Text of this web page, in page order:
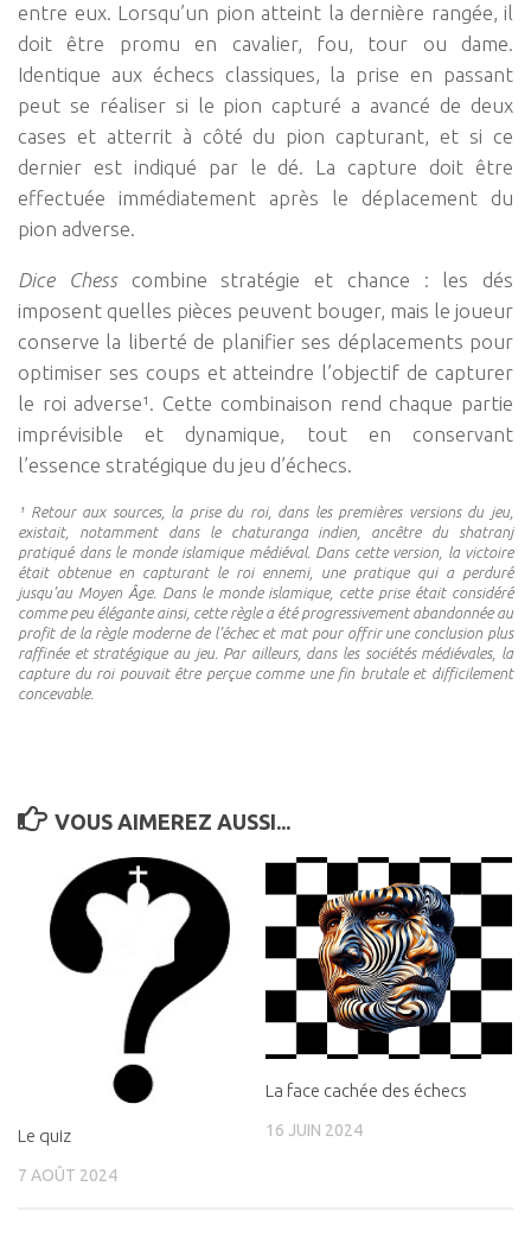
entre eux. Lorsqu’un pion atteint la dernière rangée, il
doit être promu en cavalier, fou, tour ou dame.
Identique aux échecs classiques, la prise en passant
peut se réaliser si le pion capturé a avancé de deux
cases et atterrit à côté du pion capturant, et si ce
dernier est indiqué par le dé. La capture doit être
effectuée immédiatement après le déplacement du
pion adverse.
Dice Chesscombine stratégie et chance : les dés
imposent quelles pièces peuvent bouger, mais le joueur
conserve la liberté de planifier ses déplacements pour
optimiser ses coups et atteindre l’objectif de capturer
le roi adverse¹. Cette combinaison rend chaque partie
imprévisible et dynamique, tout en conservant
l’essence stratégique du jeu d’échecs.
¹ Retour aux sources, la prise du roi, dans les premières versions du jeu,
existait, notamment dans le chaturanga indien, ancêtre du shatranj
pratiqué dans le monde islamique médiéval. Dans cette version, la victoire
était obtenue en capturant le roi ennemi, une pratique qui a perduré
jusqu’au Moyen Âge. Dans le monde islamique, cette prise était considéré
comme peu élégante ainsi, cette règle a été progressivement abandonnée au
profit de la règle moderne de l’échec et mat pour offrir une conclusion plus
raffinée et stratégique au jeu. Par ailleurs, dans les sociétés médiévales, la
capture du roi pouvait être perçue comme une fin brutale et difficilement
concevable.
VOUS AIMEREZ AUSSI...
Le quiz
7 AOÛT 2024
La face cachée des échecs
16 JUIN 2024